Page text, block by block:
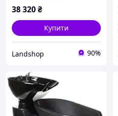
38 320₴
Купити
Landshop 90%